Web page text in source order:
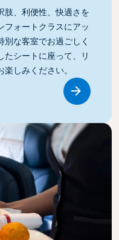
肢、利便性、快適さを
フォートクラスにアッ
な客室でお過ごしく
たシートに座って、リ
しみください。